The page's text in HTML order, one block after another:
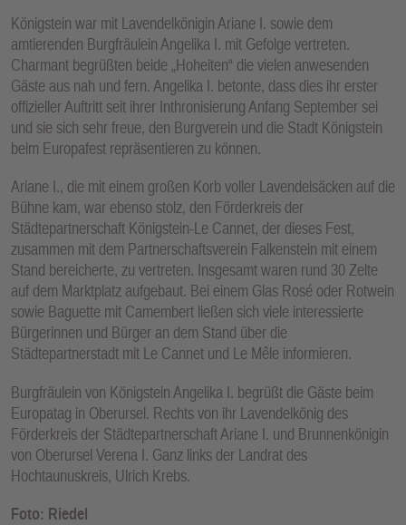
Königstein war mit Lavendelkönigin Ariane I. sowie dem
amtierenden Burgfräulein Angelika I. mit Gefolge vertreten.
Charmant begrüßten beide „Hoheiten“ die vielen anwesenden
Gäste aus nah und fern. Angelika I. betonte, dass dies ihr erster
offizieller Auftritt seit ihrer Inthronisierung Anfang September sei
und sie sich sehr freue, den Burgverein und die Stadt Königstein
beim Europafest repräsentieren zu können.
Ariane I., die mit einem großen Korb voller Lavendelsäcken auf die
Bühne kam, war ebenso stolz, den Förderkreis der
Städtepartnerschaft Königstein-Le Cannet, der dieses Fest,
zusammen mit dem Partnerschaftsverein Falkenstein mit einem
Stand bereicherte, zu vertreten. Insgesamt waren rund 30 Zelte
auf dem Marktplatz aufgebaut. Bei einem Glas Rosé oder Rotwein
sowie Baguette mit Camembert ließen sich viele interessierte
Bürgerinnen und Bürger an dem Stand über die
Städtepartnerstadt mit Le Cannet und Le Mêle informieren.
Burgfräulein von Königstein Angelika I. begrüßt die Gäste beim
Europatag in Oberursel. Rechts von ihr Lavendelkönig des
Förderkreis der Städtepartnerschaft Ariane I. und Brunnenkönigin
von Oberursel Verena I. Ganz links der Landrat des
Hochtaunuskreis, Ulrich Krebs.
Foto: Riedel